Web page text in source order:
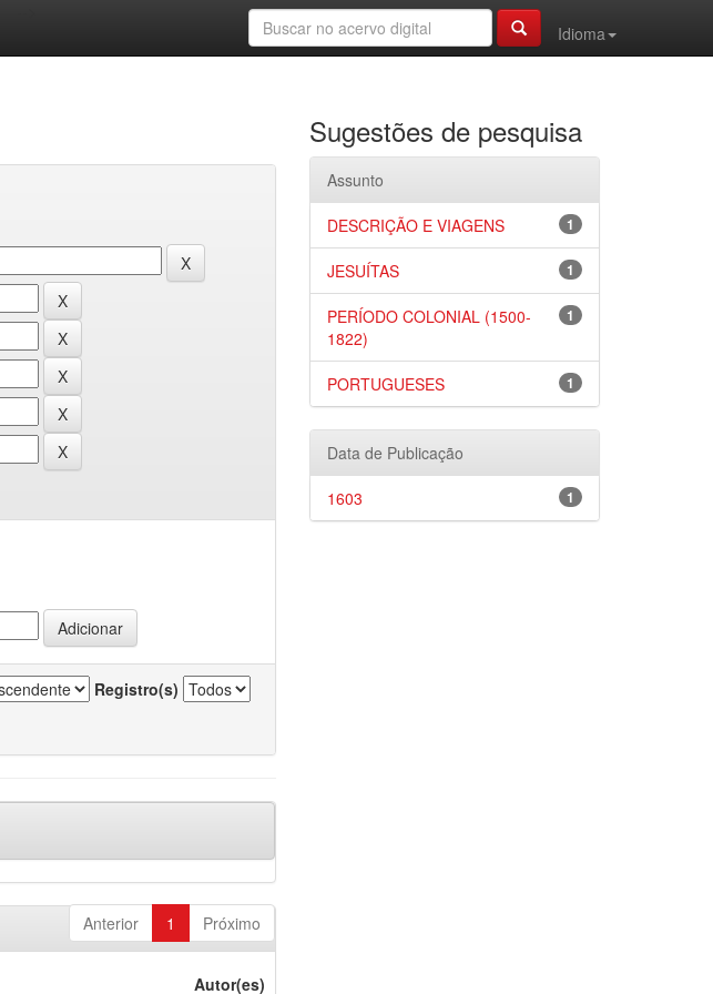
Idioma
Registro(s)
Anterior 1 Próximo
Autor(es)
Sugestões de pesquisa
Assunto
1
DESCRIÇÃO E VIAGENS
1
JESUÍTAS
1
PERÍODO COLONIAL (1500-
1822)
1
PORTUGUESES
Data de Publicação
1
1603